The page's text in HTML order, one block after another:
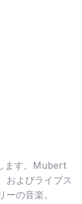
ます。Mubert
およびライブス
の音楽。